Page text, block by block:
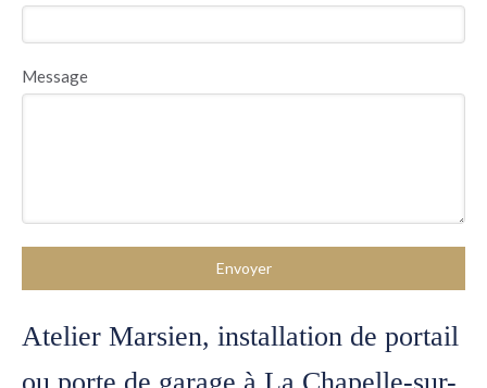
Message
Envoyer
Atelier Marsien, installation de portail